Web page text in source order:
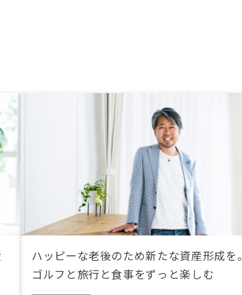
ハッピーな老後のため新たな資産形成を。
ゴルフと旅行と食事をずっと楽しむ